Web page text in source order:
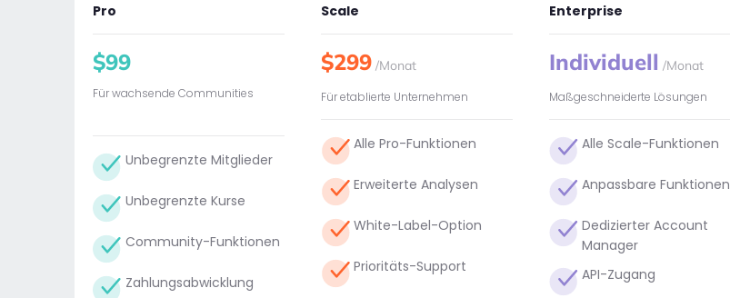
Pro
$99
Für wachsende Communities
Unbegrenzte Mitglieder
Unbegrenzte Kurse
Community-Funktionen
Zahlungsabwicklung
Scale
$299/Monat
Für etablierte Unternehmen
Alle Pro-Funktionen
Erweiterte Analysen
White-Label-Option
Prioritäts-Support
Enterprise
Individuell /Monat
Maßgeschneiderte Lösungen
Alle Scale-Funktionen
Anpassbare Funktionen
Dedizierter Account
Manager
API-Zugang